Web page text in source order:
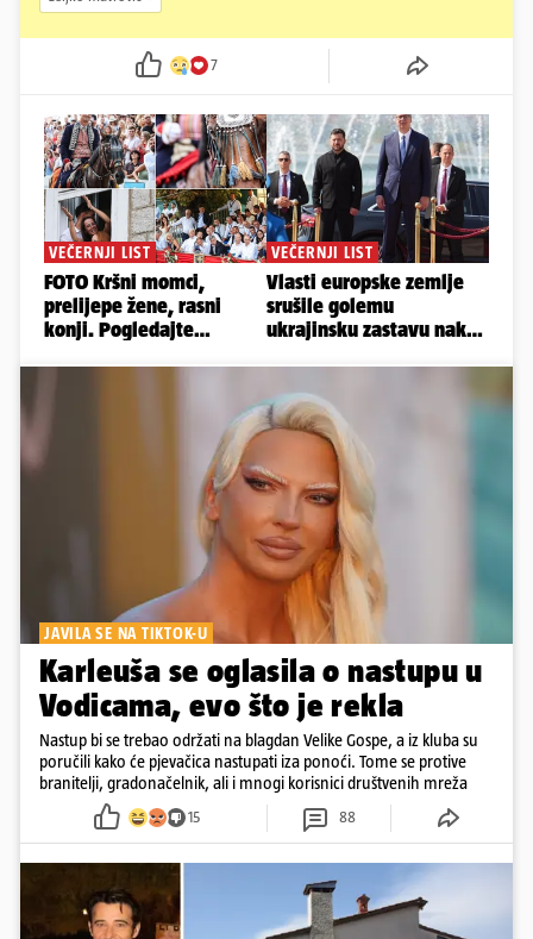
7
JAVILA SE NA TIKTOK-U
Karleuša se oglasila o nastupu u
Vodicama, evo što je rekla
Nastup bi se trebao održati na blagdan Velike Gospe, a iz kluba su
poručili kako će pjevačica nastupati iza ponoći. Tome se protive
branitelji, gradonačelnik, ali i mnogi korisnici društvenih mreža
15 88